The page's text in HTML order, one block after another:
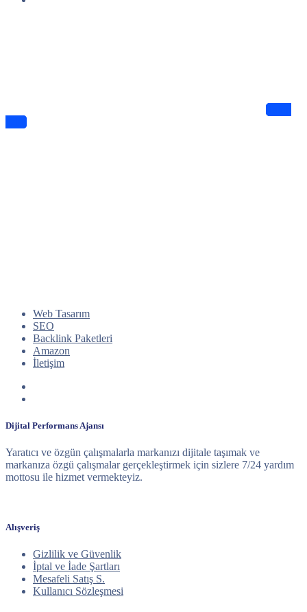
Web Tasarım
SEO
Backlink Paketleri
Amazon
İletişim
Dijital Performans Ajansı
Yaratıcı ve özgün çalışmalarla markanızı dijitale taşımak ve
markanıza özgü çalışmalar gerçekleştirmek için sizlere 7/24 yardım
mottosu ile hizmet vermekteyiz.
Alışveriş
Gizlilik ve Güvenlik
İptal ve İade Şartları
Mesafeli Satış S.
Kullanıcı Sözleşmesi